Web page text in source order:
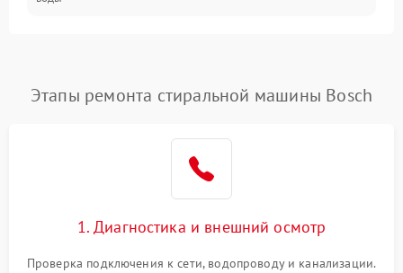
Замена платы управления Подробнее →
Этапы ремонта стиральной машины Bosch
1. Диагностика и внешний осмотр
Проверка подключения к сети, водопроводу и канализации.